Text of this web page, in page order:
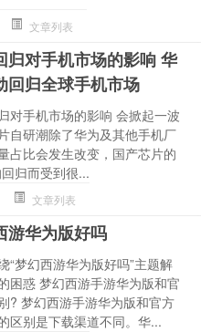
文章列表
归对手机市场的影响 华
回归全球手机市场
对手机市场的影响 会掀起一波
自研潮除了华为及其他手机厂
占比会发生改变，国产芯片的
归而受到很...
文章列表
游华为版好吗
“梦幻西游华为版好吗”主题解
困惑 梦幻西游手游华为版和官
? 梦幻西游手游华为版和官方
区别是下载渠道不同。华...